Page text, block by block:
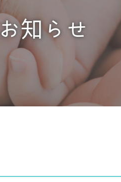
お知らせ